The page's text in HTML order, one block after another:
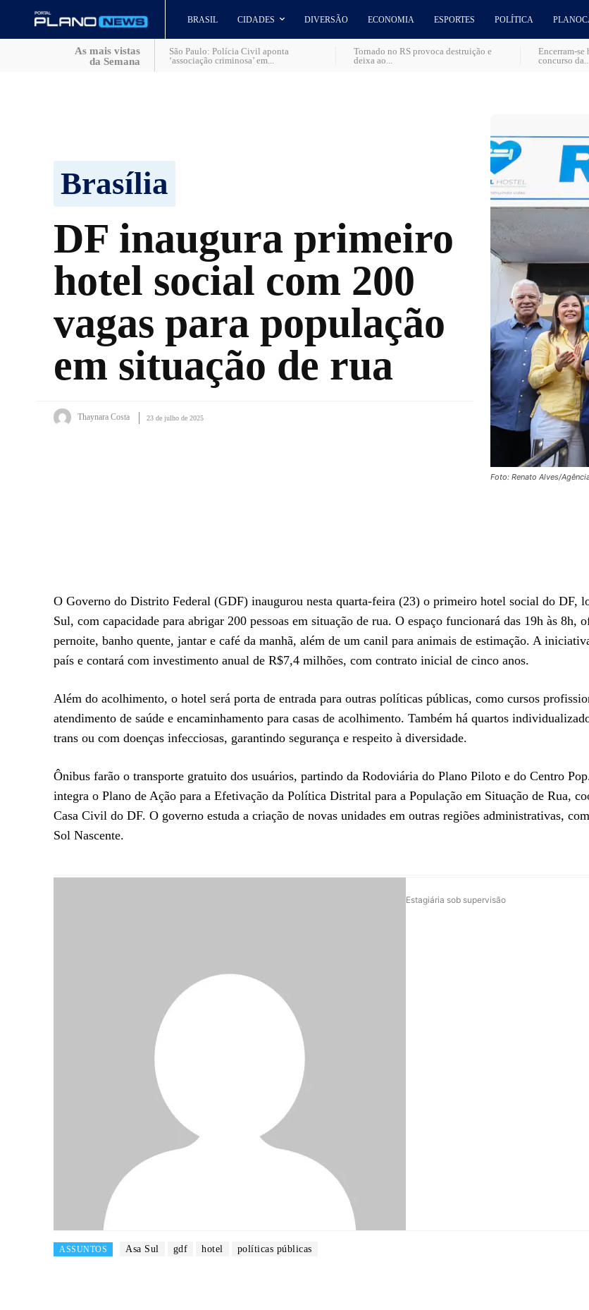
BRASIL CIDADES DIVERSÃO ECONOMIA ESPORTES POLÍTICA
As mais vistas
da Semana
São Paulo: Polícia Civil aponta
‘associação criminosa’ em...
Tornado no RS provoca destruição e
deixa ao...
Encerram-se
concurso da...
Brasília
DF inaugura primeiro
hotel social com 200
vagas para população
em situação de rua
Thaynara Costa 23 de julho de 2025
Foto: Renato Alves/
O Governo do Distrito Federal (GDF) inaugurou nesta quarta-feira (23) o primeiro hotel social do DF,
Sul, com capacidade para abrigar 200 pessoas em situação de rua. O espaço funcionará das 19h às 8h,
pernoite, banho quente, jantar e café da manhã, além de um canil para animais de estimação. A
país e contará com investimento anual de R$7,4 milhões, com contrato inicial de cinco anos.
Além do acolhimento, o hotel será porta de entrada para outras políticas públicas, como cursos
atendimento de saúde e encaminhamento para casas de acolhimento. Também há quartos
trans ou com doenças infecciosas, garantindo segurança e respeito à diversidade.
Ônibus farão o transporte gratuito dos usuários, partindo da Rodoviária do Plano Piloto e do Centro
integra o Plano de Ação para a Efetivação da Política Distrital para a População em Situação de Rua,
Casa Civil do DF. O governo estuda a criação de novas unidades em outras regiões administrativas,
Sol Nascente.
Estagiária sob supervisão
ASSUNTOS Asa Sul gdf hotel políticas públicas